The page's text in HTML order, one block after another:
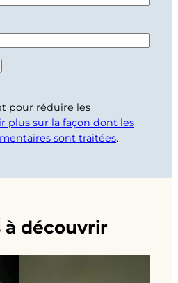
pour réduire les
plus sur la façon dont les
sont traitées.
à découvrir